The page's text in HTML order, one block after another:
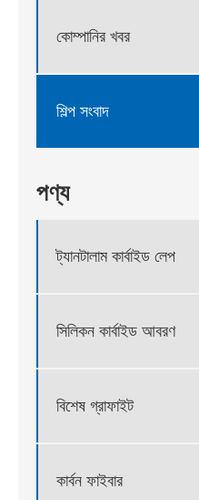
কোম্পানির খবর
শিল্প সংবাদ
পণ্য
ট্যানটালাম কার্বাইড লেপ
সিলিকন কার্বাইড আবরণ
বিশেষ গ্রাফাইট
কার্বন ফাইবার